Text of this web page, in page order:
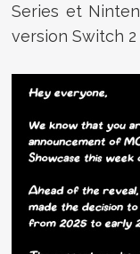
Series et
version Switch 2